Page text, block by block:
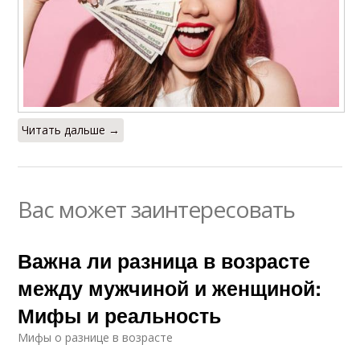
Читать дальше →
Вас может заинтересовать
Важна ли разница в возрасте
между мужчиной и женщиной:
Мифы и реальность
Мифы о разнице в возрасте